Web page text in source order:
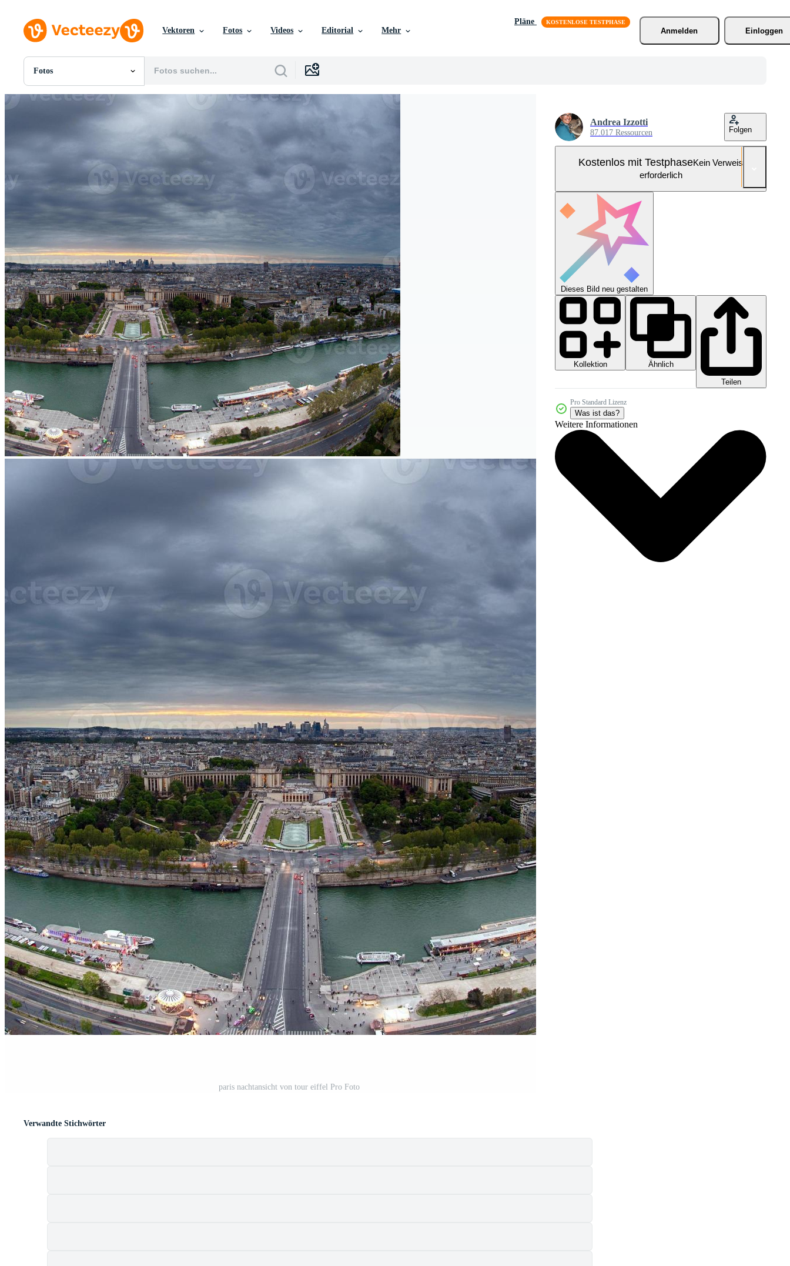
Vektoren Fotos Videos Editorial Mehr
Pläne
Anmelden
Einloggen
Fotos
Alle Bilder
Fotos
Motion Graphics
Redaktionelle Bilder
Redaktionelle Ereignisse
paris nachtansicht von tour eiffel Pro Foto
Andrea Izzotti
87.017 Ressourcen Folgen
Kostenlos mit TestphaseKein Verweis
erforderlich
Dieses Bild neu gestalten
Kollektion
Ähnlich
Teilen
Pro Standard Lizenz
Was ist das?
Weitere Informationen
Verwandte Stichwörter